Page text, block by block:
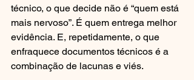
técnico, o que decide não é “quem está
mais nervoso”. É quem entrega melhor
evidência. E, repetidamente, o que
enfraquece documentos técnicos é a
combinação de lacunas e viés.